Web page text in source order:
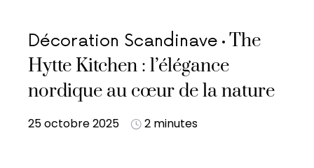
Décoration Scandinave The
Hytte Kitchen : l’élégance
nordique au cœur de la nature
25 octobre 2025 2 minutes